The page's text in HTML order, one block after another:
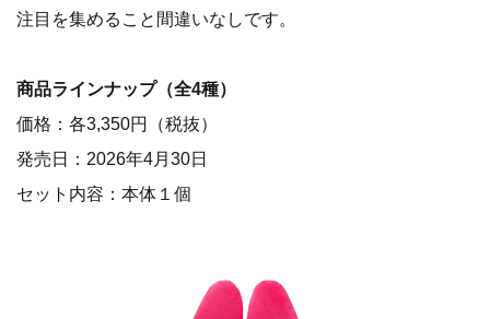
注目を集めること間違いなしです。
商品ラインナップ（全4種）
価格：各3,350円（税抜）
発売日：2026年4月30日
セット内容：本体１個